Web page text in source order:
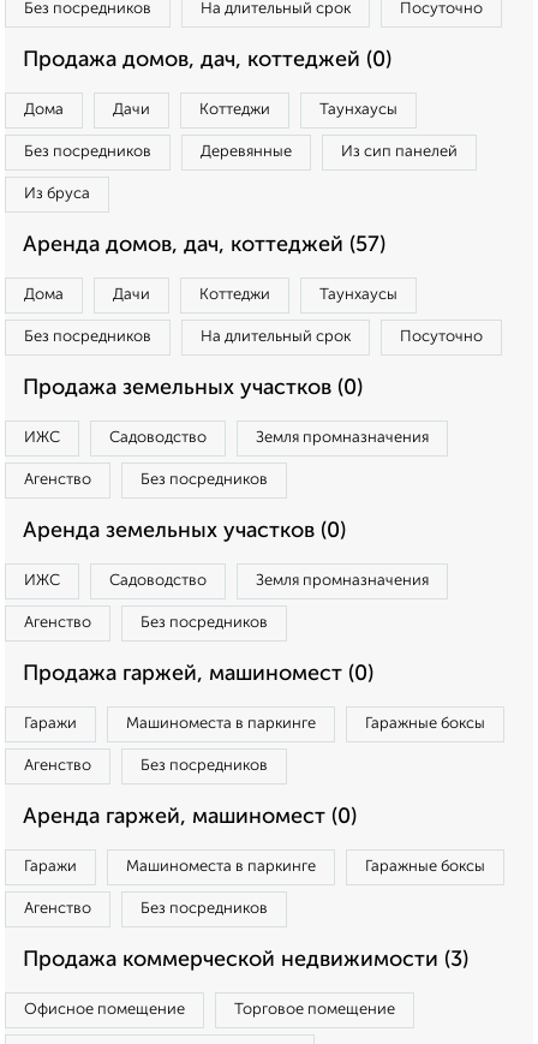
Без посредников На длительный срок Посуточно
Продажа домов, дач, коттеджей (0)
Дома Дачи Коттеджи Таунхаусы
Без посредников Деревянные Из сип панелей
Из бруса
Аренда домов, дач, коттеджей (57)
Дома Дачи Коттеджи Таунхаусы
Без посредников На длительный срок Посуточно
Продажа земельных участков (0)
ИЖС Садоводство Земля промназначения
Агенство Без посредников
Аренда земельных участков (0)
ИЖС Садоводство Земля промназначения
Агенство Без посредников
Продажа гаржей, машиномест (0)
Гаражи Машиноместа в паркинге Гаражные боксы
Агенство Без посредников
Аренда гаржей, машиномест (0)
Гаражи Машиноместа в паркинге Гаражные боксы
Агенство Без посредников
Продажа коммерческой недвижимости (3)
Офисное помещение Торговое помещение